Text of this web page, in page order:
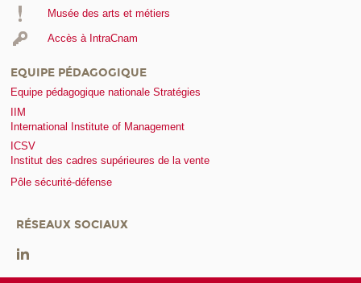
Musée des arts et métiers
Accès à IntraCnam
EQUIPE PÉDAGOGIQUE
Equipe pédagogique nationale Stratégies
IIM
International Institute of Management
ICSV
Institut des cadres supérieures de la vente
Pôle sécurité-défense
RÉSEAUX SOCIAUX